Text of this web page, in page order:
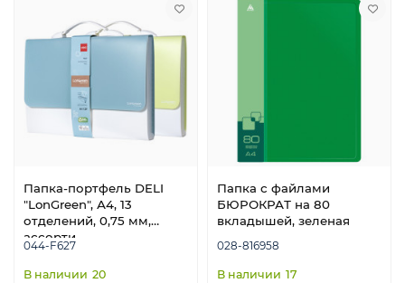
Папка-портфель DELI
"LonGreen", А4, 13
отделений, 0,75 мм,
ассорти
044-F627
20
Папка с файлами
БЮРОКРАТ на 80
вкладышей, зеленая
028-816958
17